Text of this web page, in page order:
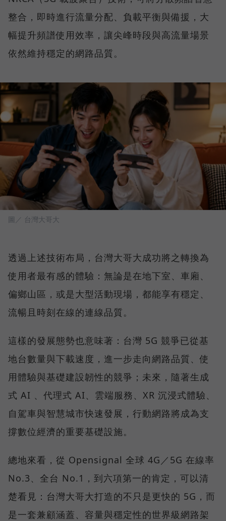
整合，即時進行流量分配、負載平衡與備援，大
幅提升頻譜使用效率，讓尖峰時段與高流量場景
依然維持穩定的網路品質。
圖／ 台灣大哥大
透過上述技術布局，台灣大哥大成功將之轉換為
使用者最有感的體驗：無論是在地下室、車廂、
偏鄉山區，或是大型活動現場，都能享有穩定、
流暢且時刻在線的連線品質。
這樣的發展態勢也意味著：台灣 5G 競爭已從基
地台數量與下載速度，進一步走向網路品質、使
用體驗與基礎建設韌性的競爭；未來，隨著生成
式 AI 、代理式 AI、雲端服務、XR 沉浸式體驗、
自駕車與智慧城市快速發展，行動網路將成為支
撐數位經濟的重要基礎設施。
總地來看，從 Opensignal 全球 4G／5G 在線率
No.3、全台 No.1，到六項第一的肯定，可以清
楚看見：台灣大哥大打造的不只是更快的 5G，而
是一套兼顧涵蓋、容量與穩定性的世界級網路架